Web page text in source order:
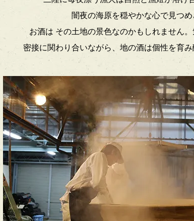
闇夜の海原を穏やかな心で見つ
お酒は その土地の景色なのかもしれません
密接に関わり合いながら、地の酒は個性を育